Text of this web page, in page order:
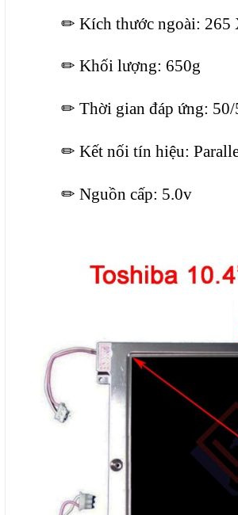
✏ Kích thước ngoài: 265
✏ Khối lượng: 650g
✏ Thời gian đáp ứng:
✏ Kết nối tín hiệu:
✏ Nguồn cấp: 5.0v